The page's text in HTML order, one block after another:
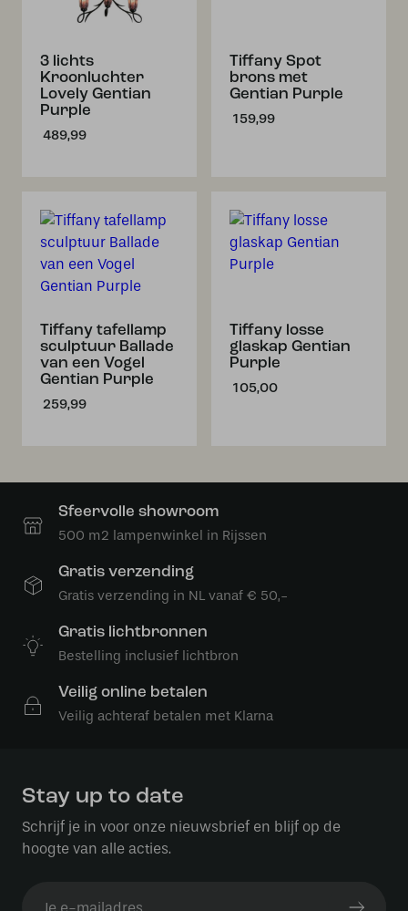
3 lichts
Kroonluchter
Lovely Gentian
Purple
489,99
Tiffany Spot
brons met
Gentian Purple
159,99
Tiffany tafellamp
sculptuur Ballade
van een Vogel
Gentian Purple
259,99
Tiffany losse
glaskap Gentian
Purple
105,00
Sfeervolle showroom
500 m2 lampenwinkel in Rijssen
Gratis verzending
Gratis verzending in NL vanaf € 50,-
Gratis lichtbronnen
Bestelling inclusief lichtbron
Veilig online betalen
Veilig achteraf betalen met Klarna
Stay up to date
Schrijf je in voor onze nieuwsbrief en blijf op de
hoogte van alle acties.